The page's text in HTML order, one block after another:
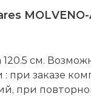
MOLVENO-
см.
при заказе
при